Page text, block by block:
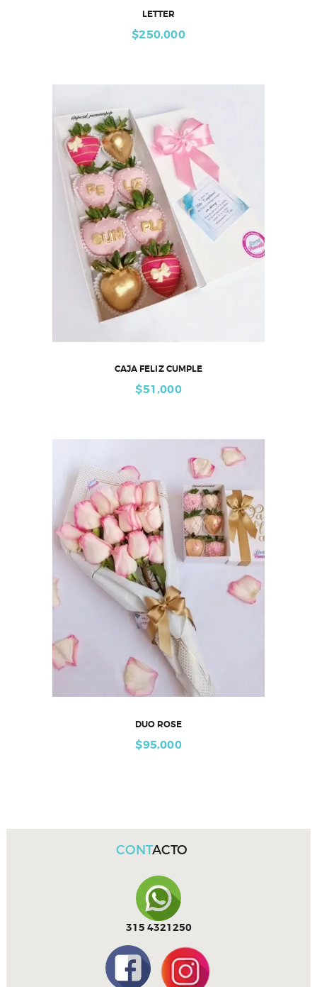
LETTER
$250,000
CAJA FELIZ CUMPLE
$51,000
DUO ROSE
$95,000
CONTACTO
315 4321250